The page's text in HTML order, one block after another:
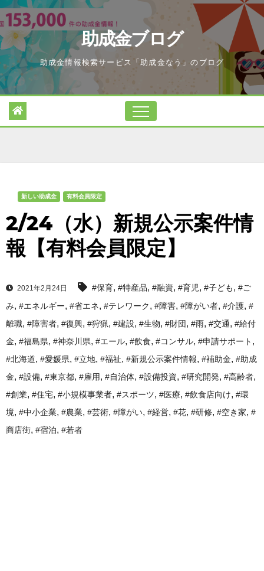
Skip
to
content
助成金ブログ
助成金情報検索サービス「助成金なう」のブログ
新しい助成金 有料会員限定
2/24（水）新規公示案件情
報【有料会員限定】
2021年2月24日 #保育, #特産品, #融資, #育児, #子ども, #ご
み, #エネルギー, #省エネ, #テレワーク, #障害, #障がい者, #介護, #
離職, #障害者, #復興, #狩猟, #建設, #生物, #財団, #雨, #交通, #給付
金, #福島県, #神奈川県, #エール, #飲食, #コンサル, #申請サポート ,
#北海道, #愛媛県, #立地, #福祉, #新規公示案件情報, #補助金, #助成
金, #設備, #東京都, #雇用, #自治体, #設備投資, #研究開発, #高齢者,
#創業, #住宅, #小規模事業者, #スポーツ, #医療, #飲食店向け, #環
境, #中小企業, #農業, #芸術, #障がい, #経営, #花, #研修, #空き家, #
商店街, #宿泊, #若者